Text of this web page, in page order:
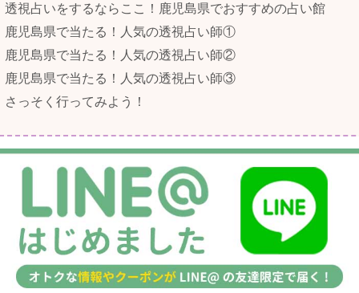
透視占いをするならここ！鹿児島県でおすすめの占い館
鹿児島県で当たる！人気の透視占い師①
鹿児島県で当たる！人気の透視占い師②
鹿児島県で当たる！人気の透視占い師③
さっそく行ってみよう！